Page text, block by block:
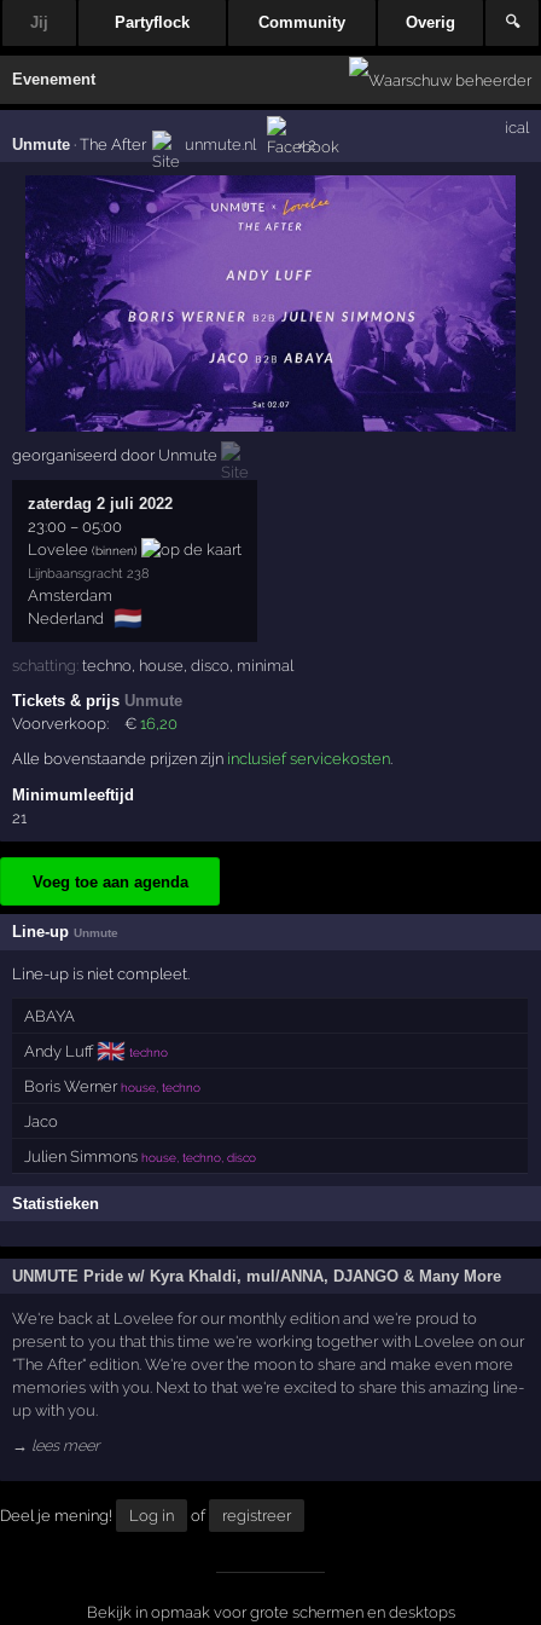
Jij Partyflock Community Overig 🔍
Evenement
Unmute ·The After unmute.nl × 2
ical
georganiseerd door Unmute
zaterdag 2 juli 2022
23:00 –05:00
Lovelee (binnen)
Lijnbaansgracht 238
Amsterdam
Nederland
🇳🇱
schatting:techno house ,disco minimal
Tickets & prijs Unmute
Voorverkoop:
€16,20
Alle bovenstaande prijzen zijn inclusief servicekosten.
Minimumleeftijd
21
Voeg toe aan agenda
Line-upUnmute
Line-up is niet compleet.
ABAYA
Andy Luff 🇬🇧 techno
Boris Werner house, techno
Jaco
Julien Simmons house, techno, disco
Statistieken
UNMUTE Pride w/ Kyra Khaldi, mul/ANNA, DJANGO & Many More
We're back at Lovelee for our monthly edition and we're proud to
present to you that this time we're working together with Lovelee on our
"The After" edition. We're over the moon to share and make even more
memories with you. Next to that we're excited to share this amazing line-
up with you.
→ lees meer
Deel je mening! Log in of registreer
Bekijk in opmaak voor grote schermen en desktops